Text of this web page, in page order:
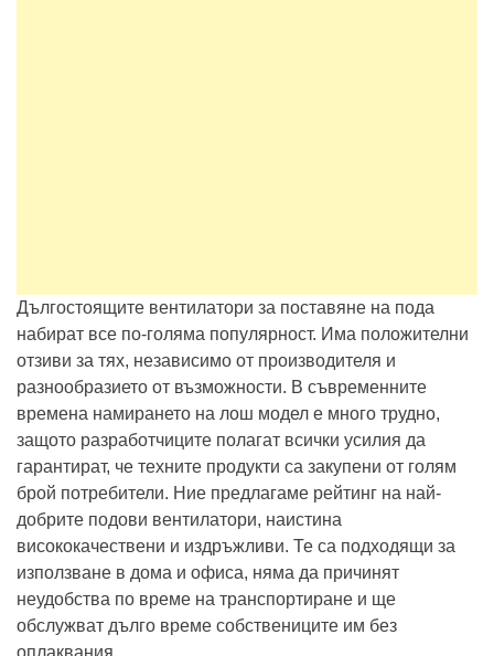
Дългостоящите вентилатори за поставяне на пода
набират все по-голяма популярност. Има положителни
отзиви за тях, независимо от производителя и
разнообразието от възможности. В съвременните
времена намирането на лош модел е много трудно,
защото разработчиците полагат всички усилия да
гарантират, че техните продукти са закупени от голям
брой потребители. Ние предлагаме рейтинг на най-
добрите подови вентилатори, наистина
висококачествени и издръжливи. Те са подходящи за
използване в дома и офиса, няма да причинят
неудобства по време на транспортиране и ще
обслужват дълго време собствениците им без